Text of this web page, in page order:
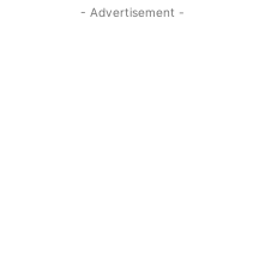
- Advertisement -